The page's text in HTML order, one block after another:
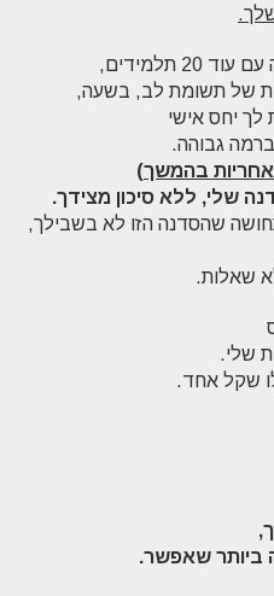
תלמידים,
יחס אישי
ברמה גבוהה.
שלי, ללא סיכון מצידך.
שהסדנה הזו לא בשבילך,
שאלות.
שלי.
שקל אחד.
ביותר שאפשר.